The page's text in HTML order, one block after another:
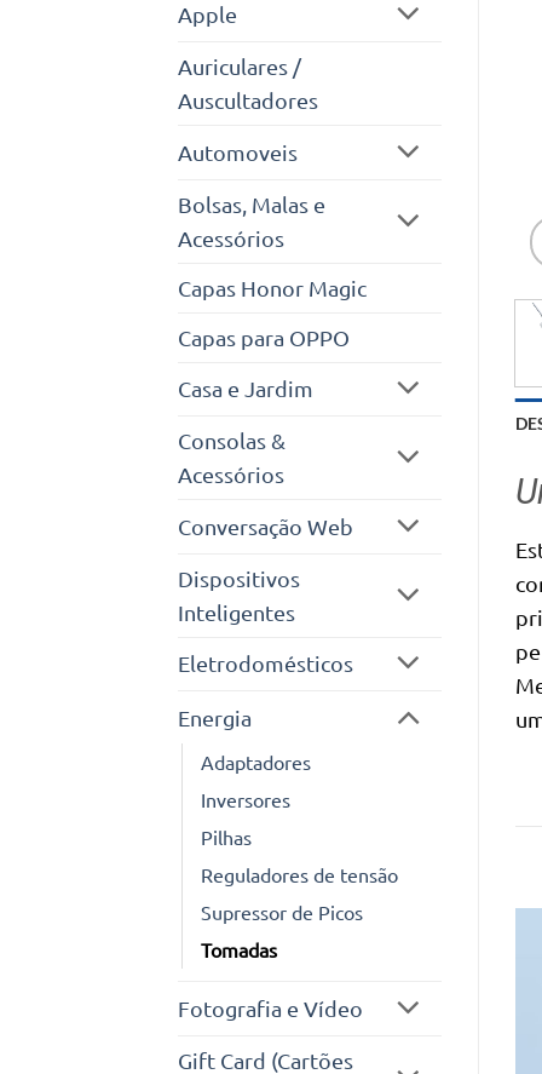
Apple
Auriculares /
Auscultadores
Automoveis
Bolsas, Malas e
Acessórios
Capas Honor Magic
Capas para OPPO
Casa e Jardim
Consolas &
Acessórios
Conversação Web
Dispositivos
Inteligentes
Eletrodomésticos
Energia
Adaptadores
Inversores
Pilhas
Reguladores de tensão
Supressor de Picos
Tomadas
Fotografia e Vídeo
Gift Card (Cartões